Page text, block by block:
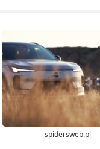
spidersweb.pl